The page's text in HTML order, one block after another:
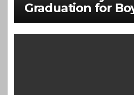
Graduation for